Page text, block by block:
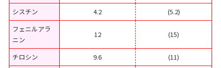
シスチン
4.2
(5.2)
フェニルアラ
ニン
12 (15)
チロシン 9.6
(11)